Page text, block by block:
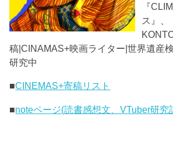
『
ス』、
稿|CINAMAS+映画ライター|世界遺産
研究中
■CINEMAS+寄稿リスト
■noteページ(読書感想文、VTuber研究